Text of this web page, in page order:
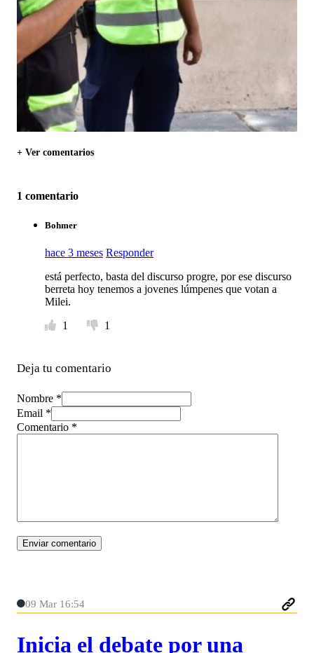
+ Ver comentarios
1 comentario
Bohmer
hace 3 meses Responder
está perfecto, basta del discurso progre, por ese discurso
berreta hoy tenemos a jovenes lúmpenes que votan a
Milei.
1
1
Deja tu comentario
Nombre *
Email *
Comentario *
09 Mar 16:54
Inicia el debate por una